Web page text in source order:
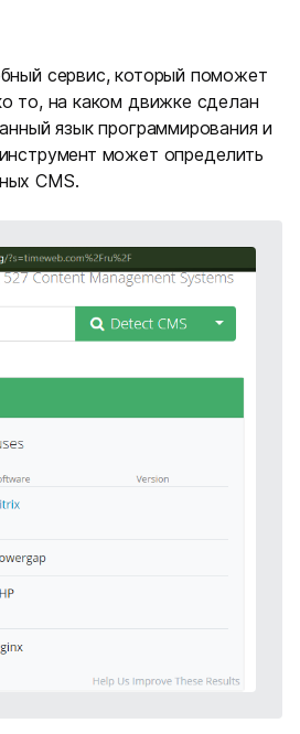
сервис, который поможет
то, на каком движке сделан
язык программирования и
может определить
CMS.